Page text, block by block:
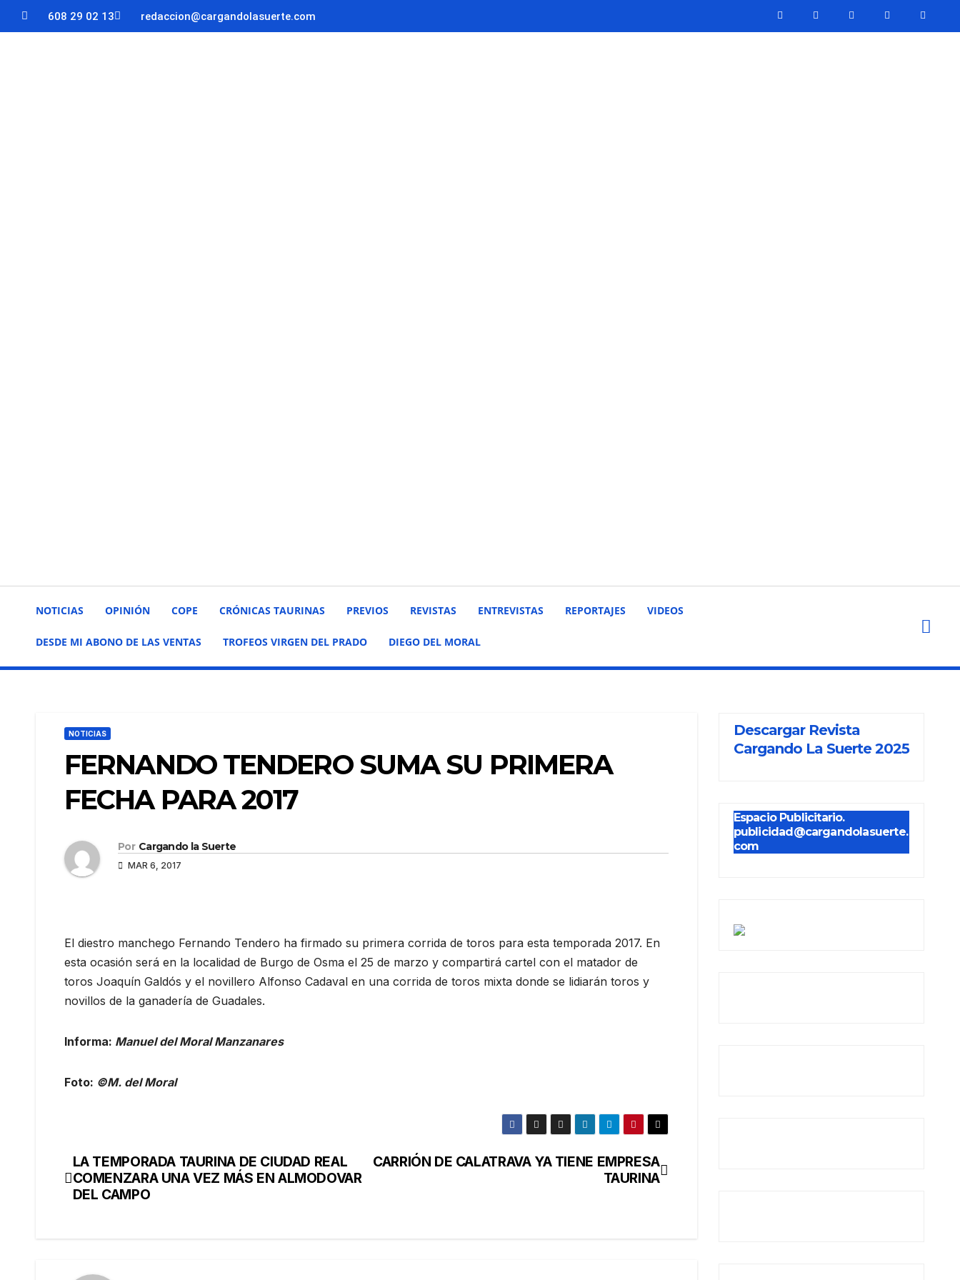
608 29 02 13 redaccion@cargandolasuerte.com
NOTICIAS OPINIÓN COPE CRÓNICAS TAURINAS PREVIOS REVISTAS ENTREVISTAS REPORTAJES VIDEOS
DESDE MI ABONO DE LAS VENTAS TROFEOS VIRGEN DEL PRADO DIEGO DEL MORAL
NOTICIAS
FERNANDO TENDERO SUMA SU PRIMERA
FECHA PARA 2017
Por Cargando la Suerte
MAR 6, 2017
El diestro manchego Fernando Tendero ha firmado su primera corrida de toros para esta temporada 2017. En
esta ocasión será en la localidad de Burgo de Osma el 25 de marzo y compartirá cartel con el matador de
toros Joaquín Galdós y el novillero Alfonso Cadaval en una corrida de toros mixta donde se lidiarán toros y
novillos de la ganadería de Guadales.
Informa: Manuel del Moral Manzanares
Foto: ©M. del Moral
CARRIÓN DE CALATRAVA YA TIENE EMPRESA
TAURINA
LA TEMPORADA TAURINA DE CIUDAD REAL
COMENZARA UNA VEZ MÁS EN ALMODOVAR
DEL CAMPO
Descargar Revista
Cargando La Suerte 2025
Espacio Publicitario.
publicidad@cargandolasuerte.
com